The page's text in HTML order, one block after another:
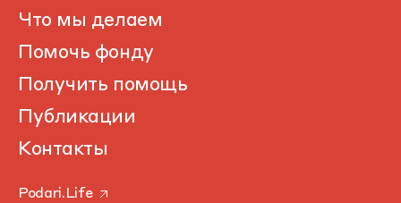
Что мы делаем
Помочь фонду
Получить помощь
Публикации
Контакты
Podari.Life